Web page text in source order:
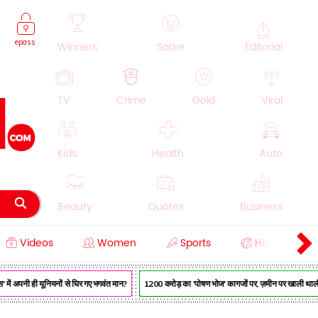
epass Winners Satire Editorial
TV Crime Gold Viral
Kids Health Auto
Beauty Quotes Business
Videos Women Sports History
ही यूनियनों से घिर गए भगवंत मान? ₹1200 करोड़ का 'पोषण भोज' कागजों पर, ज़मीन पर खाली थाली